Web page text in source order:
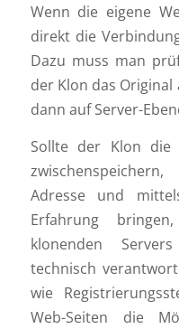
Wenn die eigene
direkt die
Dazu muss man
der Klon das Original
dann auf Server-
Sollte der Klon die
Adresse und
Erfahrung
klonenden
technisch
wie
Web-Seiten die